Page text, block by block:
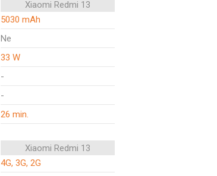
Xiaomi Redmi 13
5030 mAh
Ne
33 W
-
-
26 min.
Xiaomi Redmi 13
4G, 3G, 2G